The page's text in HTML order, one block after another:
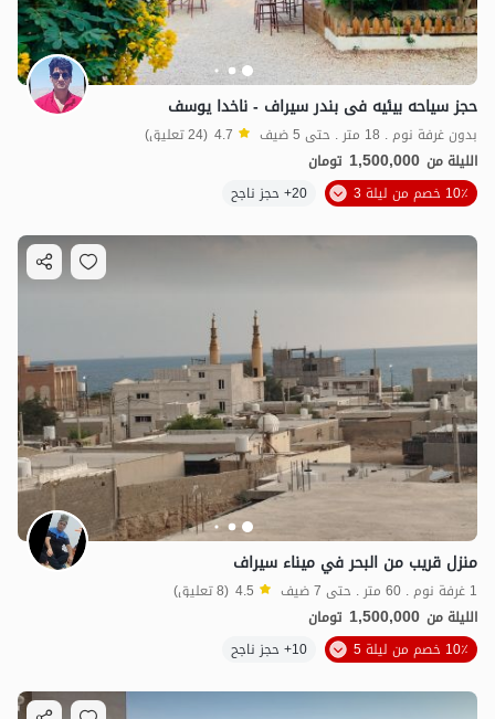
حجز سیاحه بیئیه فی بندر سیراف - ناخدا یوسف
بدون غرفة نوم . 18 متر . حتى 5 ضيف 4.7 (24 تعليق)
الليلة من 1,500,000 تومان
10٪ خصم من ليلة 3
20+ حجز ناجح
منزل قريب من البحر في ميناء سيراف
1 غرفة نوم . 60 متر . حتى 7 ضيف 4.5 (8 تعليق)
الليلة من 1,500,000 تومان
10٪ خصم من ليلة 5
10+ حجز ناجح